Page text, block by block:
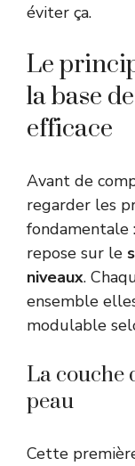
éviter ça.
Le
la base
efficace
Avant de
regarder les
fondamentale
repose sur le
niveaux.
ensemble
modulable
La couche
peau
Cette